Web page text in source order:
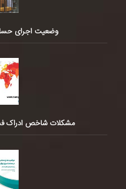
وضعیت اجرای
مشکلات شاخص ادراک